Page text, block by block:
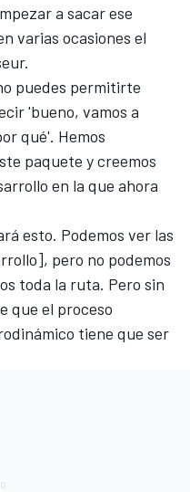
a sacar ese
varias ocasiones el
.
puedes permitirte
'bueno, vamos a
qué'. Hemos
paquete y creemos
en la que ahora
esto. Podemos ver las
pero no podemos
toda la ruta. Pero sin
que el proceso
tiene que ser